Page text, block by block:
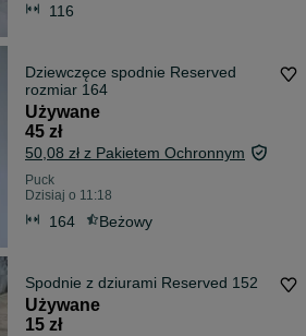
116
Dziewczęce spodnie Reserved
rozmiar 164
Używane
45 zł
50,08 zł z Pakietem Ochronnym
Puck
Dzisiaj o 11:18
164 Beżowy
Spodnie z dziurami Reserved 152
Używane
15 zł